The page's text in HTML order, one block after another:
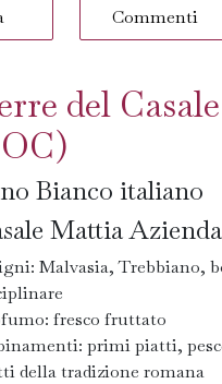
Commenti
del
Bianco italiano
Mattia
Malvasia, Trebbiano,
fresco fruttato
primi piatti,
della tradizione romana